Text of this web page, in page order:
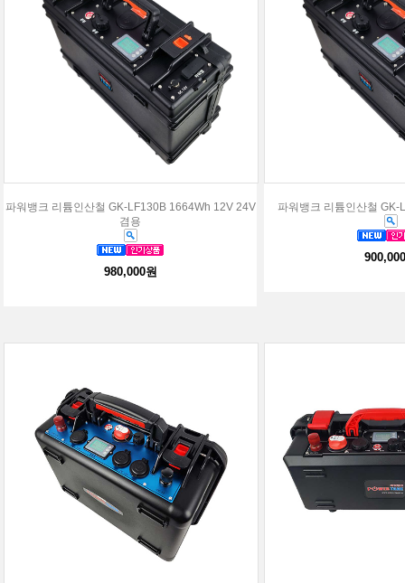
파워뱅크 리튬인산철 GK-LF130B 1664Wh 12V 24V
겸용
980,000원
파워뱅크 리튬인산철 GK-